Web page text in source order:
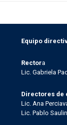
Equipo
Rectora
Lic. Gabriela
Directores de
Lic. Ana
Lic. Pablo